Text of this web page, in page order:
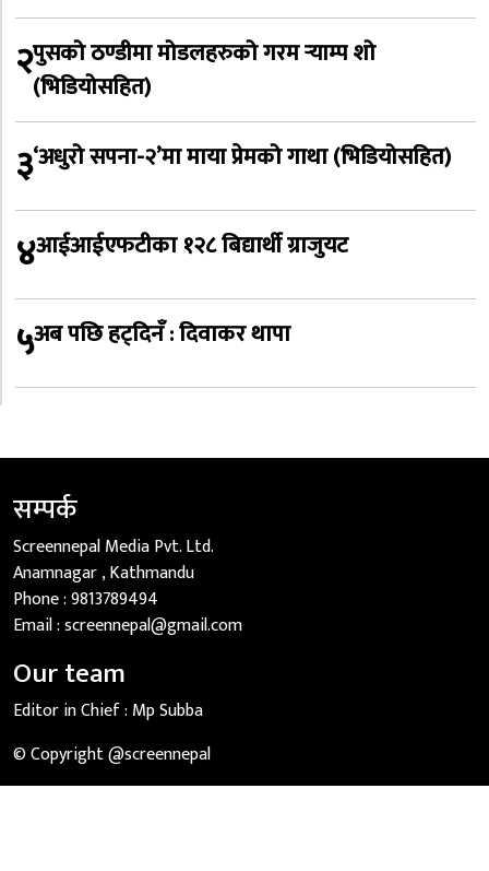
२पुसको ठण्डीमा मोडलहरुको गरम र्‍याम्प शो
(भिडियोसहित)
३‘अधुरो सपना-२’मा माया प्रेमको गाथा (भिडियोसहित)
४आईआईएफटीका १२८ बिद्यार्थी ग्राजुयट
५अब पछि हट्दिनँ : दिवाकर थापा
सम्पर्क
Screennepal Media Pvt. Ltd.
Anamnagar , Kathmandu
Phone :9813789494
Email :screennepal@gmail.com
Our team
Editor in Chief : Mp Subba
© Copyright @screennepal